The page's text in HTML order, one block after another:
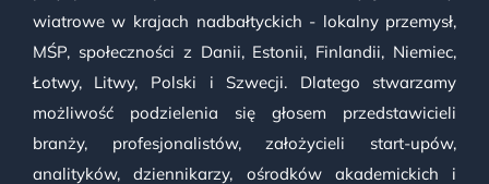
wiatrowe w krajach nadbałtyckich - lokalny przemysł,
MŚP, społeczności z Danii, Estonii, Finlandii, Niemiec,
Łotwy, Litwy, Polski i Szwecji. Dlatego stwarzamy
możliwość podzielenia się głosem przedstawicieli
branży, profesjonalistów, założycieli start-upów,
analityków, dziennikarzy, ośrodków akademickich i